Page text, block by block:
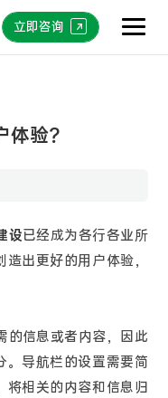
立即咨询
验？
设已经成为各行各业所
出更好的用户体验，
信息或者内容，因此
。导航栏的设置需要简
将相关的内容和信息归